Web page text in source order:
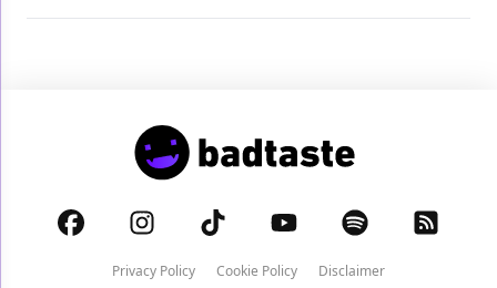
Privacy Policy Cookie Policy Disclaimer